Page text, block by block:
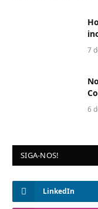
7
6
SIGA-NOS!
LinkedIn